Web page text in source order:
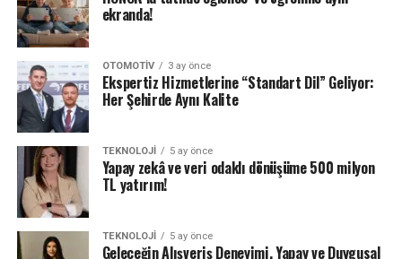
ekranda!
OTOMOTIV 3 ay önce
Ekspertiz Hizmetlerine “Standart Dil” Geliyor:
Her Şehirde Aynı Kalite
TEKNOLOJI 5 ay önce
Yapay zekâ ve veri odaklı dönüşüme 500 milyon
TL yatırım!
TEKNOLOJI 5 ay önce
Geleceğin Alışveriş Deneyimi, Yapay ve Duygusal